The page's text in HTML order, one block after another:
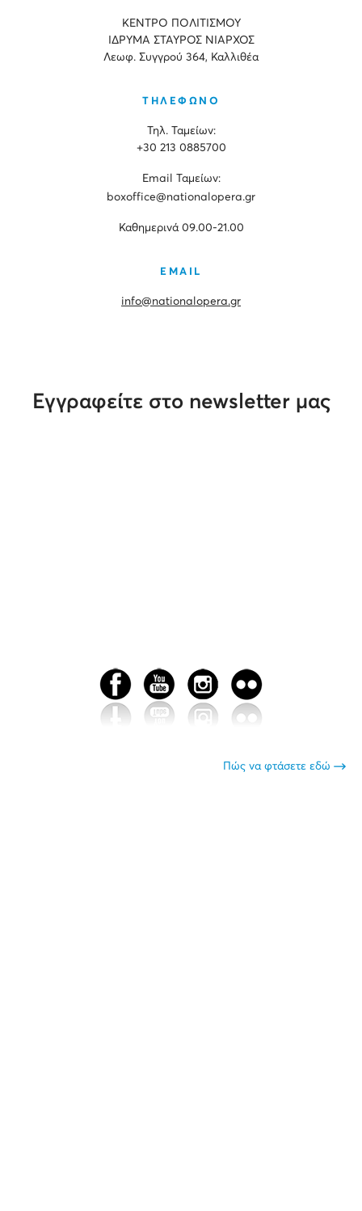
ΚΕΝΤΡΟ ΠΟΛΙΤΙΣΜΟΥ
ΙΔΡΥΜΑ ΣΤΑΥΡΟΣ ΝΙΑΡΧΟΣ
Λεωφ. Συγγρού 364, Καλλιθέα
ΤΗΛΕΦΩΝΟ
Τηλ. Ταμείων:
+30 213 0885700
Εmail Ταμείων:
boxoffice@nationalopera.gr
Καθημερινά 09.00-21.00
EMAIL
info@nationalopera.gr
Εγγραφείτε στο newsletter μας
Πώς να φτάσετε εδώ